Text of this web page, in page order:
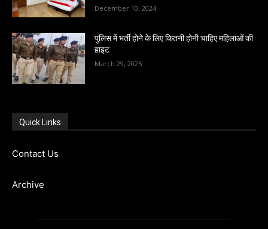
December 10, 2024
पुलिस में भर्ती होने के लिए कितनी होनी चाहिए महिलाओं की
हाइट
March 29, 2025
Quick Links
Contact Us
Archive